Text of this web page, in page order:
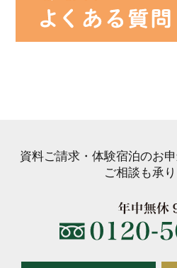
資料ご請求・体験宿泊のお
ご相談も承り